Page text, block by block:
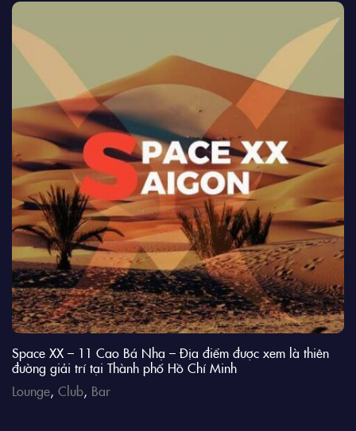
Space XX – 11 Cao Bá Nhạ – Địa điểm được xem là thiên
đường giải trí tại Thành phố Hồ Chí Minh
Lounge, Club, Bar